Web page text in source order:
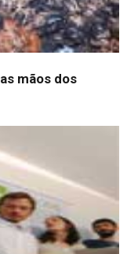
mãos dos